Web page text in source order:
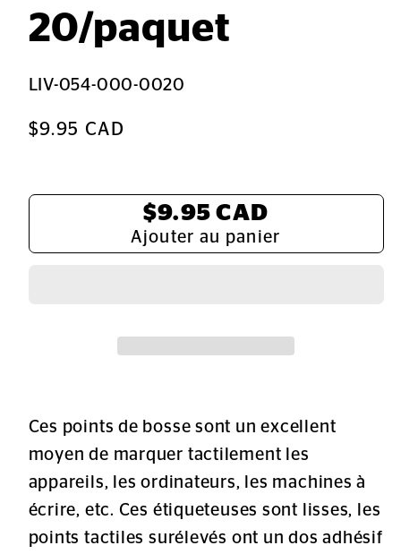
20/paquet
SKU:
LIV-054-000-0020
Prix
$9.95 CAD
Total:
$9.95 CAD
Ajouter au panier
Ces points de bosse sont un excellent
moyen de marquer tactilement les
appareils, les ordinateurs, les machines à
écrire, etc. Ces étiqueteuses sont lisses, les
points tactiles surélevés ont un dos adhésif